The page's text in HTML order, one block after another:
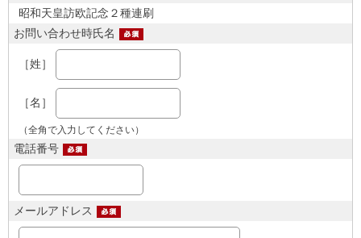
昭和天皇訪欧記念２種連刷
お問い合わせ時氏名
［姓］
［名］
（全角で入力してください）
電話番号
メールアドレス